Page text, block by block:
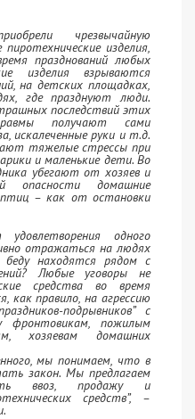
чрезвычайную
изделия,
празднований любых
изделия взрываются
на детских площадках,
где празднуют люди.
последствий этих
получают сами
искалеченные руки и т.д.
тяжелые стрессы при
и маленькие дети. Во
убегают от хозяев и
опасности домашние
птиц – как от остановки
одного
отражаться на людях
находятся рядом с
Любые уговоры не
средства во время
как правило, на агрессию
подрывников” с
фронтовикам, пожилым
хозяевам домашних
мы понимаем, что в
закон. Мы предлагаем
ввоз, продажу и
средств”, –